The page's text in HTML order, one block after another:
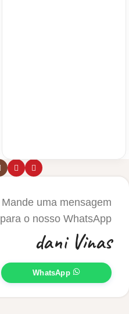
Mande uma mensagem
para o nosso WhatsApp
dani Vinas
WhatsApp